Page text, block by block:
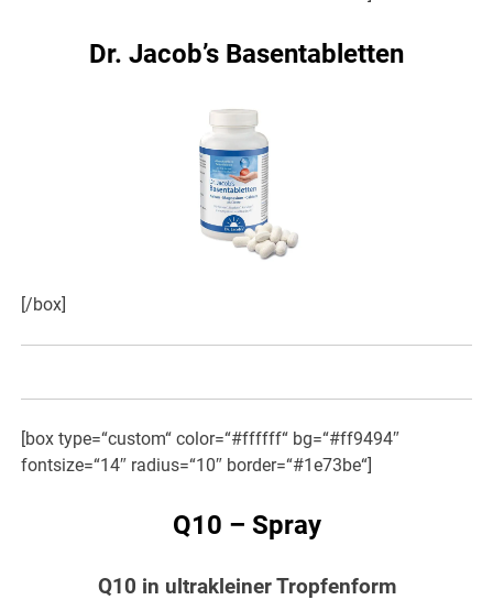
Dr. Jacob’s Basentabletten
[/box]
[box type=“custom“ color=“#ffffff“ bg=“#ff9494″
fontsize=“14″ radius=“10″ border=“#1e73be“]
Q10 – Spray
Q10 in ultrakleiner Tropfenform